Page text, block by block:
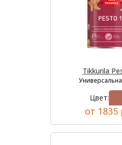
Tikkurila
Цвет:
от 1835